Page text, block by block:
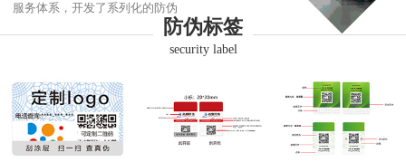
服务体系，开发了系列化的防伪
产品，以难仿制、易识别、优成
本的技术，经受住了市场的严酷
防伪标签
security label